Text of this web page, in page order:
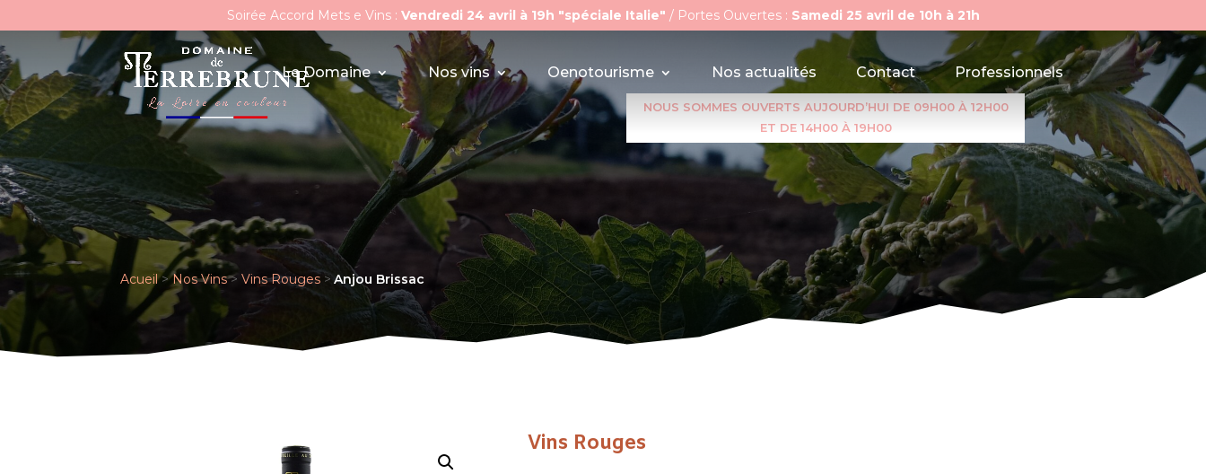
Soirée Accord Mets e Vins : Vendredi 24 avril à 19h "spéciale Italie" / Portes Ouvertes : Samedi 25 avril de 10h à 21h
Le Domaine Nos vins Oenotourisme Nos actualités Contact Professionnels
Acueil>Nos Vins>Vins Rouges >Anjou Brissac
Vins Rouges
NOUS SOMMES OUVERTS AUJOURD’HUI DE 09H00 À 12H00
ET DE 14H00 À 19H00